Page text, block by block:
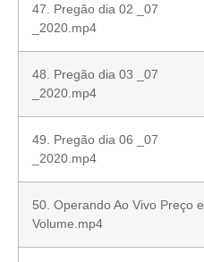
47. Pregão dia 02 _07
_2020.mp4
48. Pregão dia 03 _07
_2020.mp4
49. Pregão dia 06 _07
_2020.mp4
50. Operando Ao Vivo Preço e
Volume.mp4